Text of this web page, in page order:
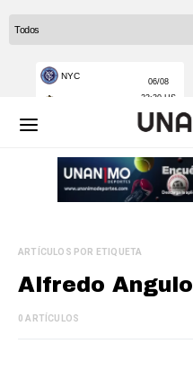
ARTÍCULOS POR ETIQUETA
Alfredo Angulo
0 ARTÍCULOS